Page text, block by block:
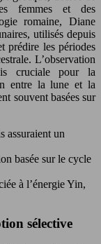
femmes et des
romaine, Diane
utilisés depuis
prédire les périodes
L’observation
cruciale pour la
entre la lune et la
souvent basées sur
assuraient un
basée sur le cycle
à l’énergie Yin,
sélective